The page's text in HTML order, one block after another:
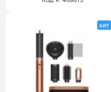
хит